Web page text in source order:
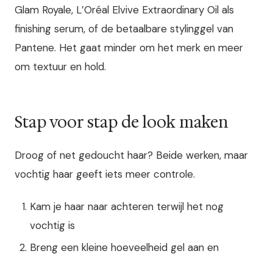
Glam Royale, L’Oréal Elvive Extraordinary Oil als
finishing serum, of de betaalbare stylinggel van
Pantene. Het gaat minder om het merk en meer
om textuur en hold.
Stap voor stap de look maken
Droog of net gedoucht haar? Beide werken, maar
vochtig haar geeft iets meer controle.
Kam je haar naar achteren terwijl het nog
vochtig is
Breng een kleine hoeveelheid gel aan en